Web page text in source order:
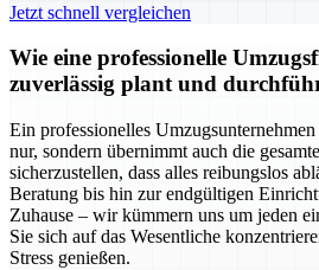
Jetzt schnell vergleichen
Wie eine professionelle
zuverlässig plant und
Ein professionelles
nur, sondern übernimmt auch die
sicherzustellen, dass alles reibungslos
Beratung bis hin zur endgültigen
Zuhause – wir kümmern uns um jeden
Sie sich auf das Wesentliche
Stress genießen.